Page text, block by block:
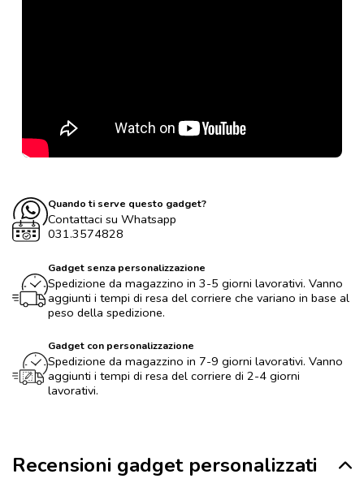
Quando ti serve questo gadget?
Contattaci su Whatsapp
031.3574828
Gadget senza personalizzazione
Spedizione da magazzino in 3-5 giorni lavorativi. Vanno
aggiunti i tempi di resa del corriere che variano in base al
peso della spedizione.
Gadget con personalizzazione
Spedizione da magazzino in 7-9 giorni lavorativi. Vanno
aggiunti i tempi di resa del corriere di 2-4 giorni
lavorativi.
Recensioni gadget personalizzati